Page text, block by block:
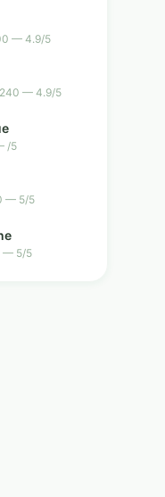
— 4.9/5
— 4.9/5
/5
— 5/5
— 5/5